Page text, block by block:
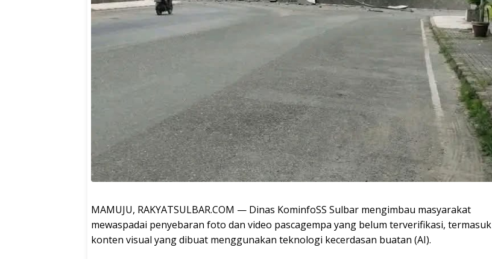
MAMUJU, RAKYATSULBAR.COM — Dinas KominfoSS Sulbar mengimbau masyarakat
mewaspadai penyebaran foto dan video pascagempa yang belum terverifikasi, termasuk
konten visual yang dibuat menggunakan teknologi kecerdasan buatan (AI).